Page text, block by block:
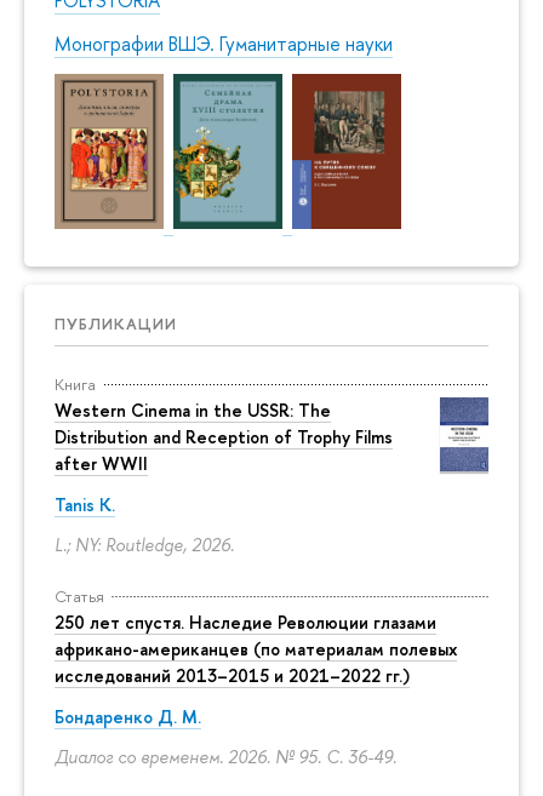
Монографии ВШЭ. Гуманитарные науки
ПУБЛИКАЦИИ
Книга
Western Cinema in the USSR: The
Distribution and Reception of Trophy Films
after WWII
Tanis K.
L.; NY: Routledge, 2026.
Статья
250 лет спустя. Наследие Революции глазами
африкано-американцев (по материалам полевых
исследований 2013–2015 и 2021–2022 гг.)
Бондаренко Д. М.
Диалог со временем. 2026. № 95. С. 36-49.